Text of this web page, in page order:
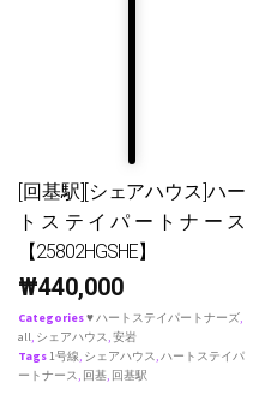
[回基駅][シェアハウス]ハー
トステイパートナース
【25802HGSHE】
₩440,000
Categories♥ ハートステイパートナーズ,
all, シェアハウス,安岩
Tags1号線, シェアハウス,ハートステイパ
ートナース, 回基, 回基駅